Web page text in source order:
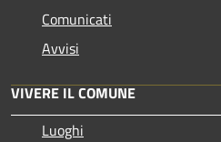
Comunicati
Avvisi
VIVERE IL COMUNE
Luoghi